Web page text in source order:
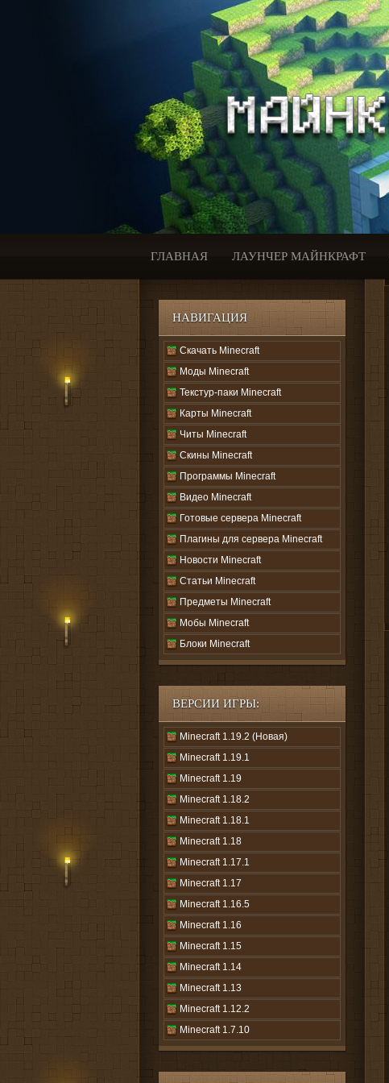
ГЛАВНАЯ ЛАУНЧЕР МАЙНКРАФТ
НАВИГАЦИЯ
Скачать Minecraft
Моды Minecraft
Текстур-паки Minecraft
Карты Minecraft
Читы Minecraft
Скины Minecraft
Программы Minecraft
Видео Minecraft
Готовые сервера Minecraft
Плагины для сервера Minecraft
Новости Minecraft
Статьи Minecraft
Предметы Minecraft
Мобы Minecraft
Блоки Minecraft
ВЕРСИИ ИГРЫ:
Minecraft 1.19.2 (Новая)
Minecraft 1.19.1
Minecraft 1.19
Minecraft 1.18.2
Minecraft 1.18.1
Minecraft 1.18
Minecraft 1.17.1
Minecraft 1.17
Minecraft 1.16.5
Minecraft 1.16
Minecraft 1.15
Minecraft 1.14
Minecraft 1.13
Minecraft 1.12.2
Minecraft 1.7.10